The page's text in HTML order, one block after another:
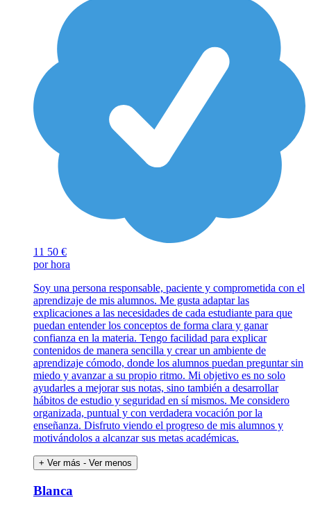
11 50 €
por hora
Soy una persona responsable, paciente y comprometida con el
aprendizaje de mis alumnos. Me gusta adaptar las
explicaciones a las necesidades de cada estudiante para que
puedan entender los conceptos de forma clara y ganar
confianza en la materia. Tengo facilidad para explicar
contenidos de manera sencilla y crear un ambiente de
aprendizaje cómodo, donde los alumnos puedan preguntar sin
miedo y avanzar a su propio ritmo. Mi objetivo es no solo
ayudarles a mejorar sus notas, sino también a desarrollar
hábitos de estudio y seguridad en sí mismos. Me considero
organizada, puntual y con verdadera vocación por la
enseñanza. Disfruto viendo el progreso de mis alumnos y
motivándolos a alcanzar sus metas académicas.
+ Ver más - Ver menos
Blanca